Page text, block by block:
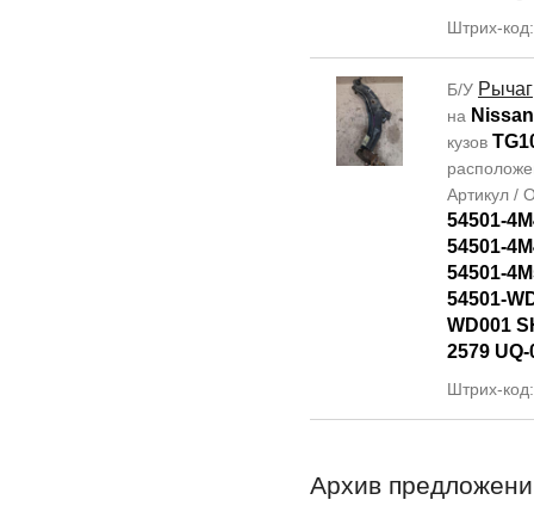
Штрих-
Б/У Рычаг
на
кузов
Артикул /
54501-
54501-
54501-
54501-
WD001
2579
Штрих-
Архив